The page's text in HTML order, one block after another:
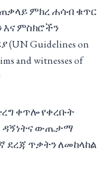
ምክረ ሐሳብ ቁጥር
እና ምስክሮችን
Guidelines on
and witnesses of
ቀጥሎ የቀረቡት
ዳኝነትና ውጤታማ
ጥቃትን ለመከላከል